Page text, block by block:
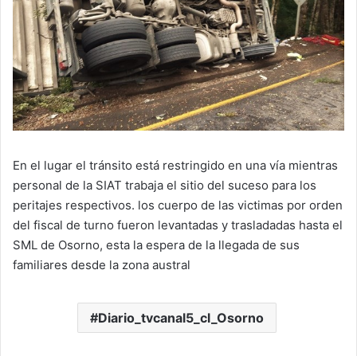
En el lugar el tránsito está restringido en una vía mientras
personal de la SIAT trabaja el sitio del suceso para los
peritajes respectivos. los cuerpo de las victimas por orden
del fiscal de turno fueron levantadas y trasladadas hasta el
SML de Osorno, esta la espera de la llegada de sus
familiares desde la zona austral
Diario_tvcanal5_cl_Osorno